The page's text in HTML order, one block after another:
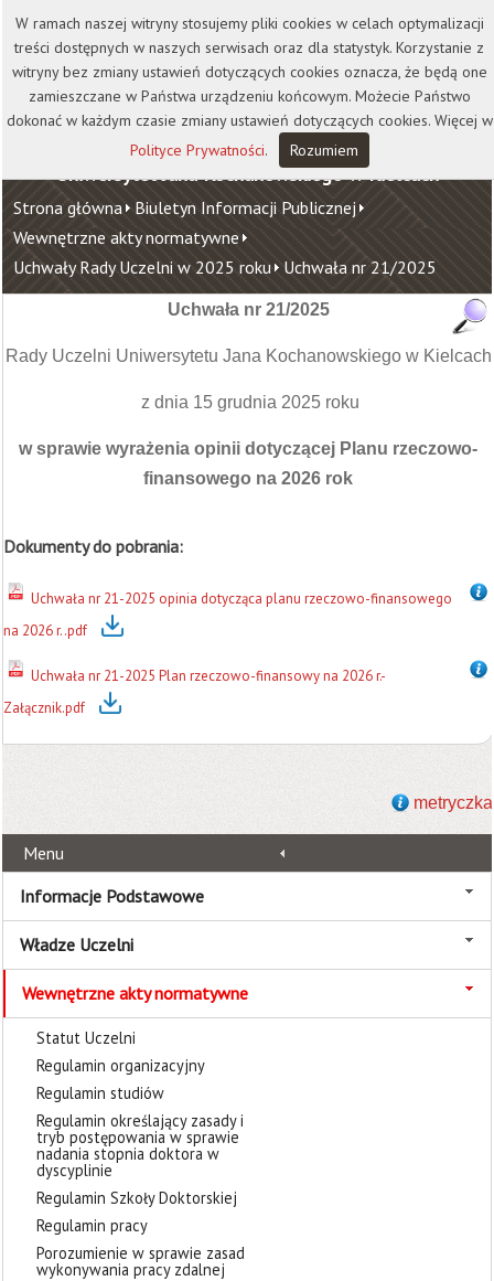
Kontakt Biblioteka
Wydawnictwo
Wirtualna Uczelnia
Uniwersytet Jana Kochanowskiego w Kielcach
Strona główna Biuletyn Informacji Publicznej
Wewnętrzne akty normatywne
Uchwały Rady Uczelni w 2025 roku Uchwała nr 21/2025
Uchwała nr 21/2025
Rady Uczelni Uniwersytetu Jana Kochanowskiego w Kielcach
z dnia 15 grudnia 2025 roku
w sprawie wyrażenia opinii dotyczącej Planu rzeczowo-
finansowego na 2026 rok
Dokumenty do pobrania:
Uchwała nr 21-2025 opinia dotycząca planu rzeczowo-finansowego
na 2026 r..pdf
Uchwała nr 21-2025 Plan rzeczowo-finansowy na 2026 r.-
Załącznik.pdf
metryczka
Menu
Informacje Podstawowe
Władze Uczelni
Wewnętrzne akty normatywne
Statut Uczelni
Regulamin organizacyjny
Regulamin studiów
Regulamin określający zasady i
tryb postępowania w sprawie
nadania stopnia doktora w
dyscyplinie
Regulamin Szkoły Doktorskiej
Regulamin pracy
Porozumienie w sprawie zasad
wykonywania pracy zdalnej
W ramach naszej witryny stosujemy pliki cookies w celach optymalizacji
treści dostępnych w naszych serwisach oraz dla statystyk. Korzystanie z
witryny bez zmiany ustawień dotyczących cookies oznacza, że będą one
zamieszczane w Państwa urządzeniu końcowym. Możecie Państwo
dokonać w każdym czasie zmiany ustawień dotyczących cookies. Więcej w
Polityce Prywatności. Rozumiem